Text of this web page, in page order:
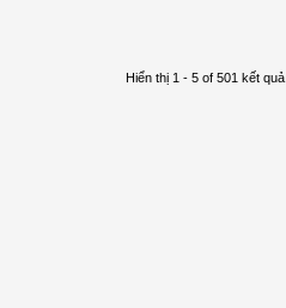
Hiển thị 1 - 5 of 501 kết quả.